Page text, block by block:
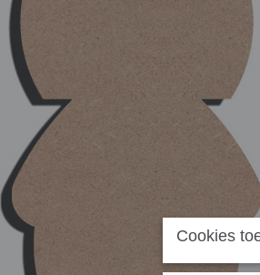
Cookies